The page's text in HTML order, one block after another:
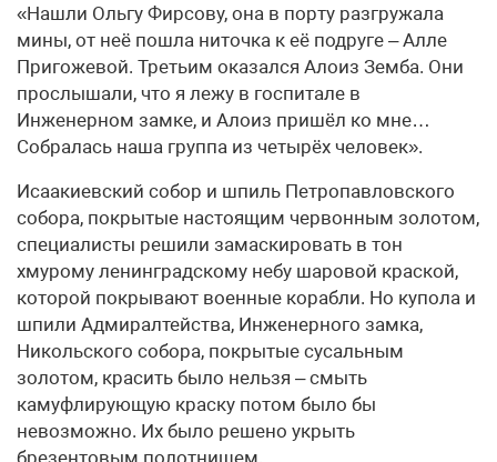
«Нашли Ольгу Фирсову, она в порту разгружала
мины, от неё пошла ниточка к её подруге – Алле
Пригожевой. Третьим оказался Алоиз Земба. Они
прослышали, что я лежу в госпитале в
Инженерном замке, и Алоиз пришёл ко мне…
Собралась наша группа из четырёх человек».
Исаакиевский собор и шпиль Петропавловского
собора, покрытые настоящим червонным золотом,
специалисты решили замаскировать в тон
хмурому ленинградскому небу шаровой краской,
которой покрывают военные корабли. Но купола и
шпили Адмиралтейства, Инженерного замка,
Никольского собора, покрытые сусальным
золотом, красить было нельзя – смыть
камуфлирующую краску потом было бы
невозможно. Их было решено укрыть
брезентовым полотнищем.